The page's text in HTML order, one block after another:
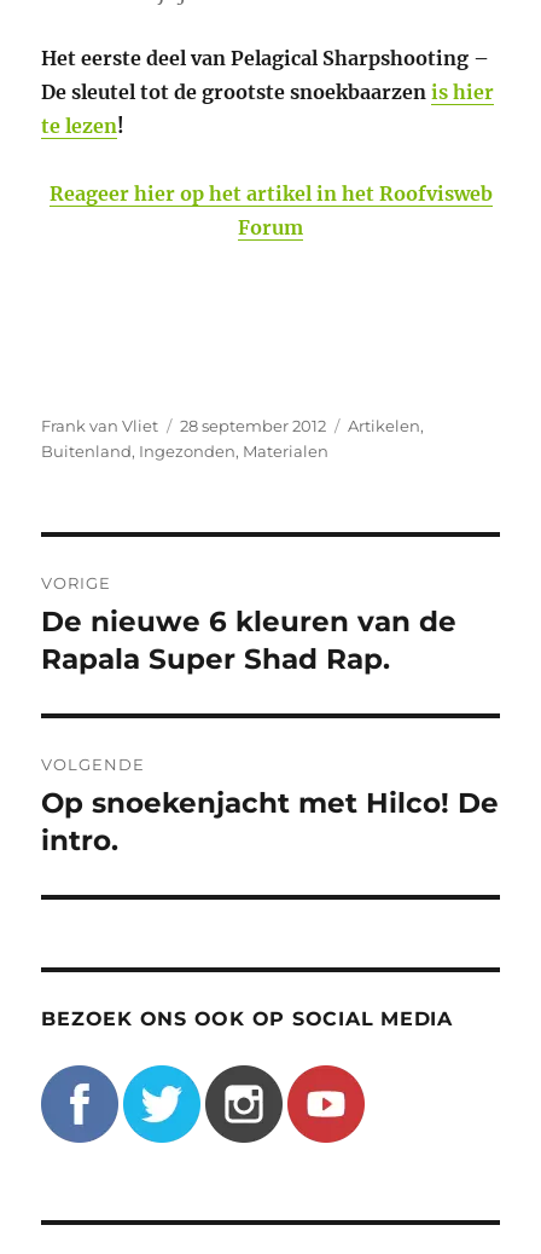
Het eerste deel van Pelagical Sharpshooting –
De sleutel tot de grootste snoekbaarzenis hier
te lezen!
Reageer hier op het artikel in het Roofvisweb
Forum
Auteur
Frank van Vliet
Geplaatst
op
28 september 2012 Categorieën
Artikelen,
Buitenland, Ingezonden, Materialen
navigatie
VORIGE
Vorig
bericht:
De nieuwe 6 kleuren van de
Rapala Super Shad Rap.
VOLGENDE
Volgend
bericht:
Op snoekenjacht met Hilco! De
intro.
BEZOEK ONS OOK OP SOCIAL MEDIA